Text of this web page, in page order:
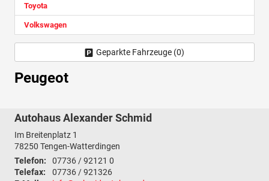
Peugeot
Toyota
Volkswagen
Geparkte Fahrzeuge (0)
Autohaus Alexander Schmid
Im Breitenplatz 1
78250 Tengen-Watterdingen
Telefon:
07736 / 92121 0
Telefax:
07736 / 921326